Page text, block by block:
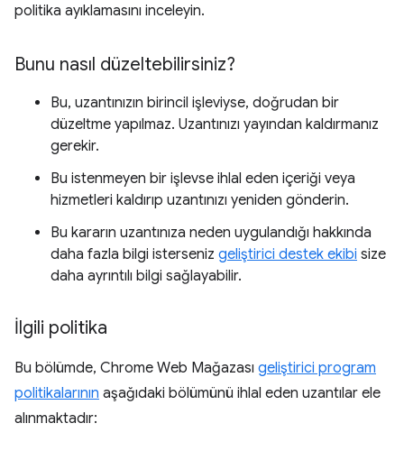
politika ayıklamasını inceleyin.
Bunu nasıl düzeltebilirsiniz?
Bu, uzantınızın birincil işleviyse, doğrudan bir
düzeltme yapılmaz. Uzantınızı yayından kaldırmanız
gerekir.
Bu istenmeyen bir işlevse ihlal eden içeriği veya
hizmetleri kaldırıp uzantınızı yeniden gönderin.
Bu kararın uzantınıza neden uygulandığı hakkında
daha fazla bilgi isterseniz geliştirici destek ekibi size
daha ayrıntılı bilgi sağlayabilir.
İlgili politika
Bu bölümde, Chrome Web Mağazası geliştirici program
politikalarının aşağıdaki bölümünü ihlal eden uzantılar ele
alınmaktadır: